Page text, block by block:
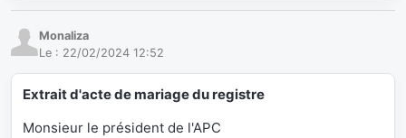
Monaliza
Le : 22/02/2024 12:52
Extrait d'acte de mariage du registre
Monsieur le président de l'APC